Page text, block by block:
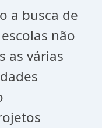
a busca de
não
as várias